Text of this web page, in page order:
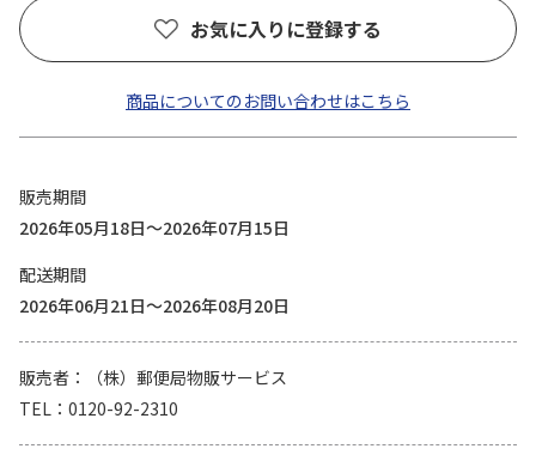
お気に入りに登録する
商品についてのお問い合わせはこちら
販売期間
2026年05月18日～2026年07月15日
配送期間
2026年06月21日～2026年08月20日
販売者
（株）郵便局物販サービス
TEL
0120-92-2310